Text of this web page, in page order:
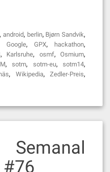
, android, berlin, Bjørn Sandvik,
Google, GPX, hackathon,
, Karlsruhe, osmf, Osmium,
, sotm, sotm-eu, sotm14,
, Wikipedia,Zedler-Preis,
#76